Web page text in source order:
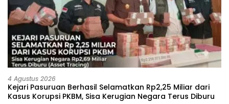
4 Agustus 2026
Kejari Pasuruan Berhasil Selamatkan Rp2,25 Miliar dari
Kasus Korupsi PKBM, Sisa Kerugian Negara Terus Diburu